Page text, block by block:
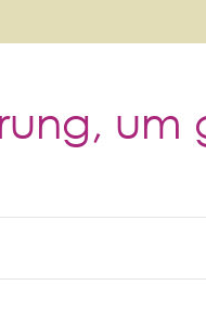
um